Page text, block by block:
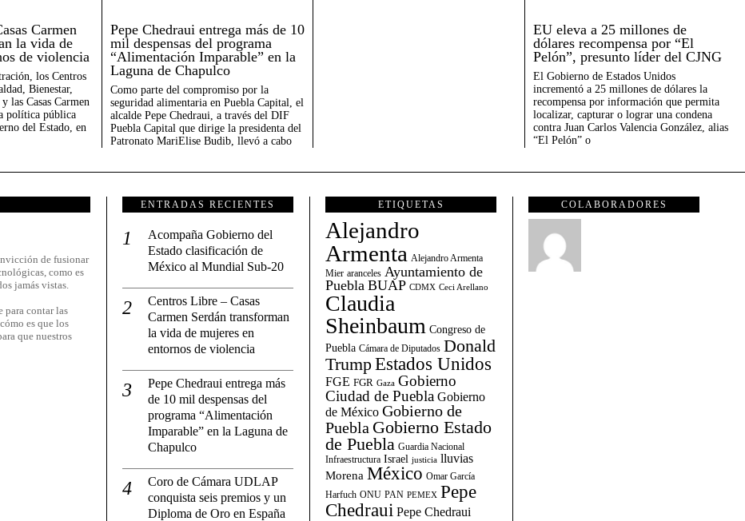
Carmen
la vida de
de violencia
los Centros
Bienestar,
las Casas Carmen
política pública
del Estado, en
Pepe Chedraui entrega más de 10
mil despensas del programa
“Alimentación Imparable” en la
Laguna de Chapulco
Como parte del compromiso por la
seguridad alimentaria en Puebla Capital, el
alcalde Pepe Chedraui, a través del DIF
Puebla Capital que dirige la presidenta del
Patronato MariElise Budib, llevó a cabo
EU eleva a 25 millones de
dólares recompensa por “El
Pelón”, presunto líder del CJNG
El Gobierno de Estados Unidos
incrementó a 25 millones de dólares la
recompensa por información que permita
localizar, capturar o lograr una condena
contra Juan Carlos Valencia González, alias
“El Pelón” o
de fusionar
como es
jamás vistas.
para contar las
es que los
que nuestros
ENTRADAS RECIENTES
Acompaña Gobierno del
Estado clasificación de
México al Mundial Sub-20
Centros Libre – Casas
Carmen Serdán transforman
la vida de mujeres en
entornos de violencia
Pepe Chedraui entrega más
de 10 mil despensas del
programa “Alimentación
Imparable” en la Laguna de
Chapulco
Coro de Cámara UDLAP
conquista seis premios y un
Diploma de Oro en España
ETIQUETAS
Alejandro
Armenta Alejandro Armenta
Mier aranceles Ayuntamiento de
Puebla BUAP CDMX Ceci Arellano
Claudia
Sheinbaum Congreso de
Puebla Cámara de Diputados Donald
TrumpEstados Unidos
FGE FGR Gaza Gobierno
Ciudad de Puebla Gobierno
de México Gobierno de
Puebla Gobierno Estado
de Puebla Guardia Nacional
Infraestructura Israel justicia lluvias
Morena México Omar García
Harfuch ONU PAN PEMEX Pepe
Chedraui Pepe Chedraui
COLABORADORES